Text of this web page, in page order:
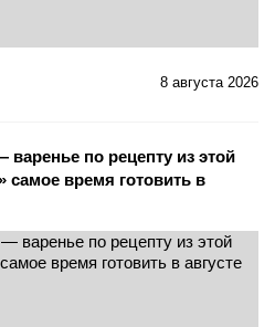
8 августа 2026
варенье по рецепту из этой
время готовить в